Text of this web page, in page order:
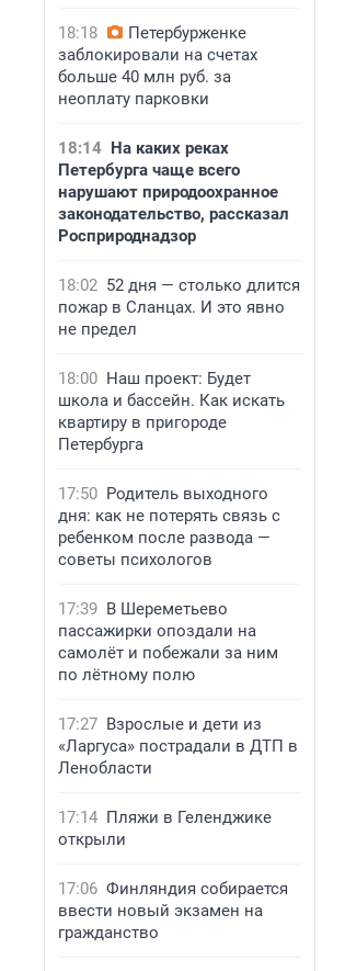
18:18
Петербурженке
заблокировали на счетах
больше 40 млн руб. за
неоплату парковки
18:14 На каких реках
Петербурга чаще всего
нарушают природоохранное
законодательство, рассказал
Росприроднадзор
18:02 52 дня — столько длится
пожар в Сланцах. И это явно
не предел
18:00 Наш проект: Будет
школа и бассейн. Как искать
квартиру в пригороде
Петербурга
17:50 Родитель выходного
дня: как не потерять связь с
ребенком после развода —
советы психологов
17:39 В Шереметьево
пассажирки опоздали на
самолёт и побежали за ним
по лётному полю
17:27 Взрослые и дети из
«Ларгуса» пострадали в ДТП в
Ленобласти
17:14 Пляжи в Геленджике
открыли
17:06 Финляндия собирается
ввести новый экзамен на
гражданство